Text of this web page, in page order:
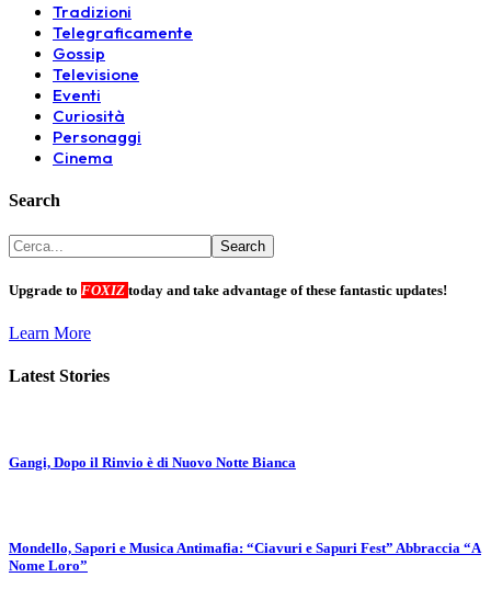
Tradizioni
Telegraficamente
Gossip
Televisione
Eventi
Curiosità
Personaggi
Cinema
Search
Upgrade to FOXIZ today and take advantage of these fantastic updates!
Learn More
Latest Stories
Gangi, Dopo il Rinvio è di Nuovo Notte Bianca
Mondello, Sapori e Musica Antimafia: “Ciavuri e Sapuri Fest” Abbraccia “A
Nome Loro”